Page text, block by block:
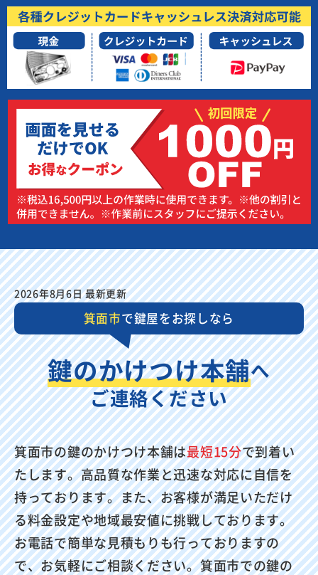
2026年8月6日 最新更新
箕面市で鍵屋をお探しなら
鍵のかけつけ本舗へ
ご連絡ください
箕面市の鍵のかけつけ本舗は最短15分で到着い
たします。高品質な作業と迅速な対応に自信を
持っております。また、お客様が満足いただけ
る料金設定や地域最安値に挑戦しております。
お電話で簡単な見積もりも行っておりますの
で、お気軽にご相談ください。箕面市での鍵の